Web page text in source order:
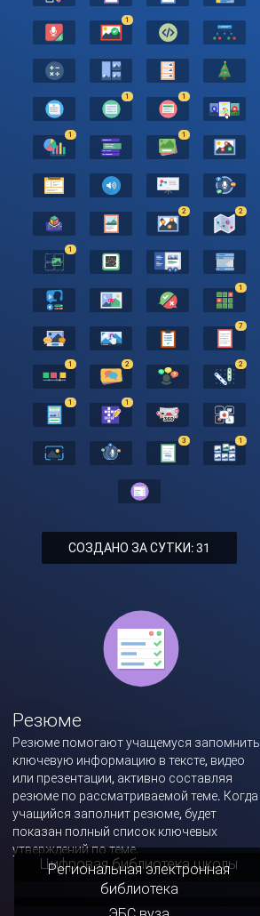
1
1 1
1 1
2 2
1
1
7
1 2 2
1 1
3 1
СОЗДАНО ЗА СУТКИ: 31
Резюме
Резюме помогают учащемуся запомнить
ключевую информацию в тексте, видео
или презентации, активно составляя
резюме по рассматриваемой теме. Когда
учащийся заполнит резюме, будет
показан полный список ключевых
утверждений по теме.